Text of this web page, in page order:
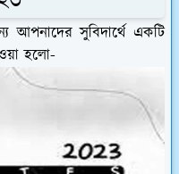
আপনাদের সুবিদার্থে একটি
হলো-